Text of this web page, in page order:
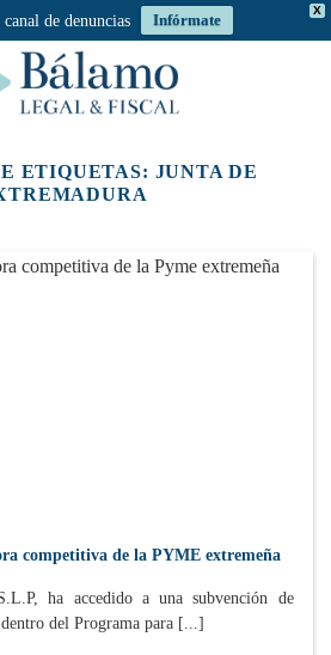
X
de denuncias Infórmate
ETIQUETAS: JUNTA DE
competitiva de la PYME extremeña
ha accedido a una subvención de
del Programa para [...]